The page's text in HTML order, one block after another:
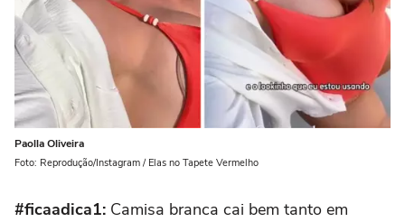
Paolla Oliveira
Foto: Reprodução/Instagram / Elas no Tapete Vermelho
#ficaadica1: Camisa branca cai bem tanto em